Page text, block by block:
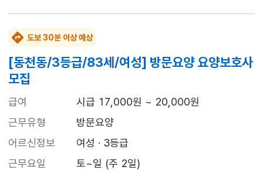
도보 30분 이상 예상
[동천동/3등급/83세/여성] 방문요양 요양보호사
모집
급여
시급 17,000원 ~ 20,000원
근무유형
방문요양
어르신정보
여성 · 3등급
근무요일
토~일 (주 2일)